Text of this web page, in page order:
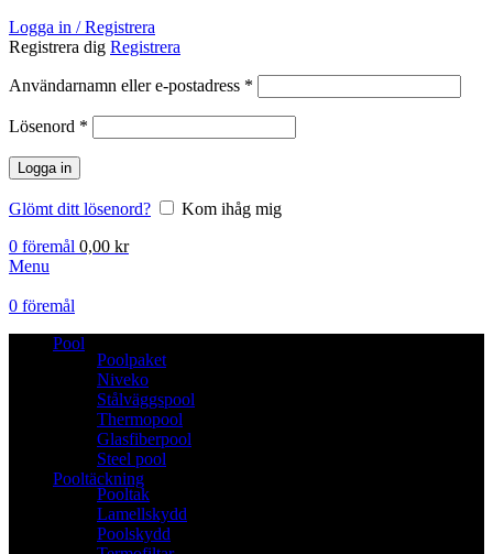
Logga in / Registrera
Registrera dig Registrera
Användarnamn eller e-postadress *
Lösenord *
Logga in
Glömt ditt lösenord?
Kom ihåg mig
0 föremål 0,00 kr
Menu
0 föremål
Pool
Poolpaket
Niveko
Stålväggspool
Thermopool
Glasfiberpool
Steel pool
Pooltäckning
Pooltak
Lamellskydd
Poolskydd